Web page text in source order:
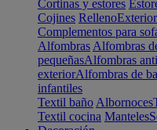
Cortinas y estores
Cojines RellenoExterior
Complementos para
Alfombras Alfombras
pequeñasAlfombras
exteriorAlfombras de
infantiles
Textil baño Albornoces
Textil cocina Manteles